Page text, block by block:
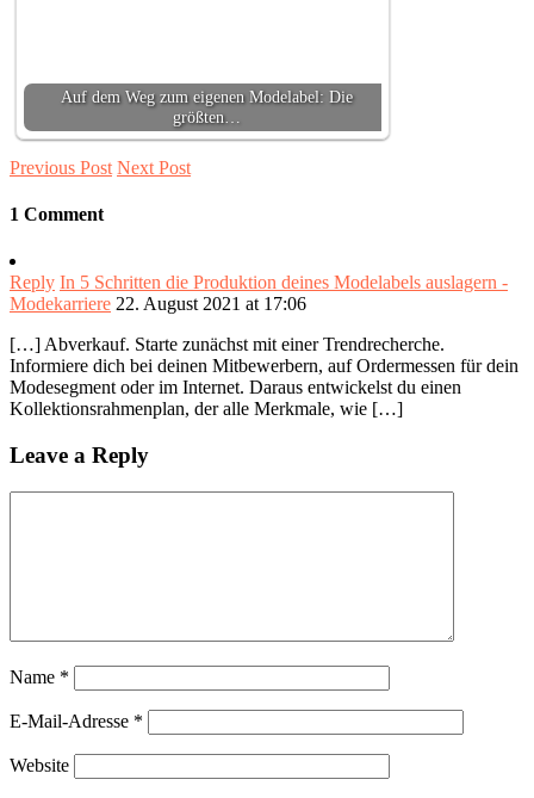
Auf dem Weg zum eigenen Modelabel: Die
größten…
Previous Post Next Post
1 Comment
Reply In 5 Schritten die Produktion deines Modelabels auslagern -
Modekarriere 22. August 2021 at 17:06
[…] Abverkauf. Starte zunächst mit einer Trendrecherche.
Informiere dich bei deinen Mitbewerbern, auf Ordermessen für dein
Modesegment oder im Internet. Daraus entwickelst du einen
Kollektionsrahmenplan, der alle Merkmale, wie […]
Leave a Reply
Name *
E-Mail-Adresse *
Website